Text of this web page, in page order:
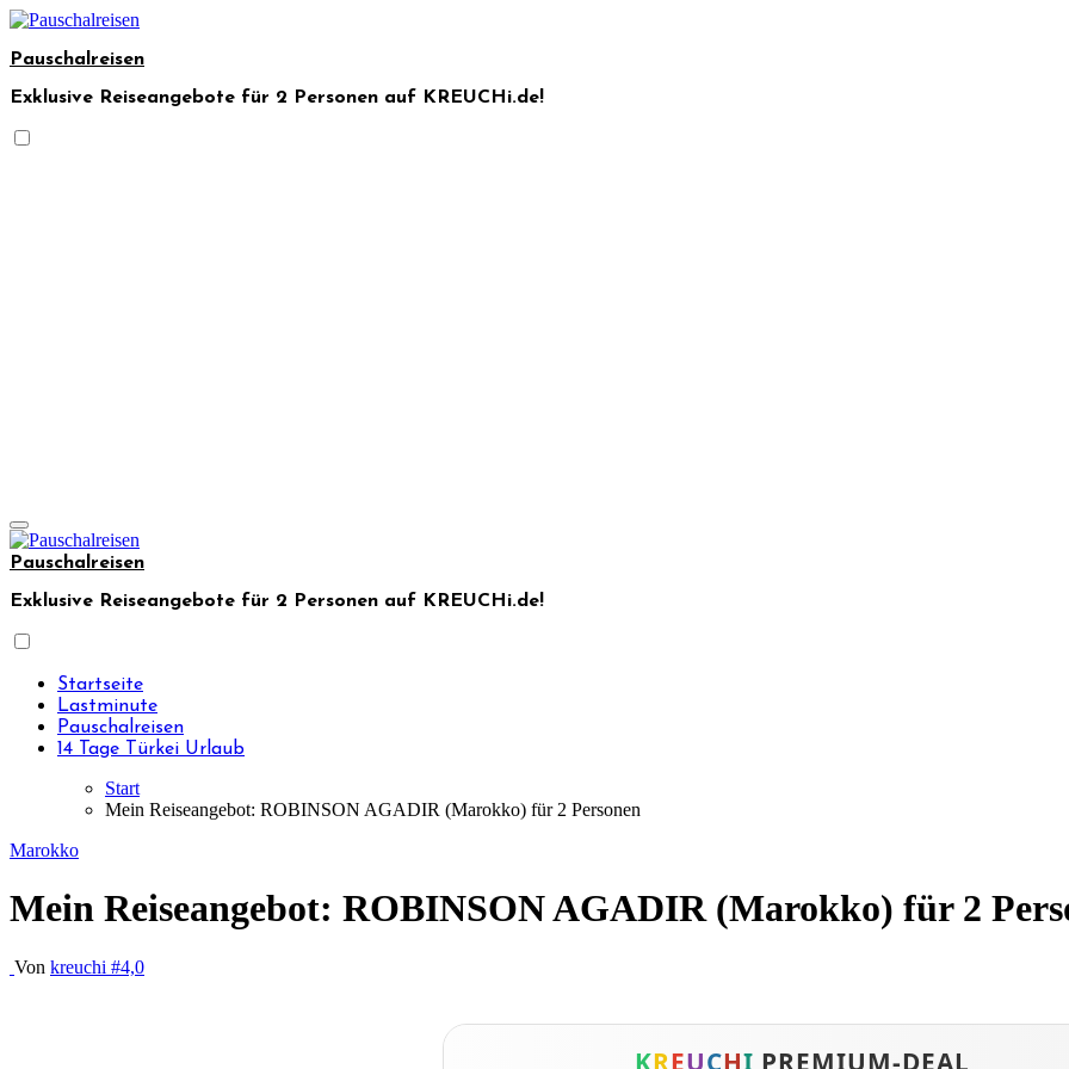
Skip
content
Pauschalreisen
Exklusive Reiseangebote für 2 Personen auf KREUCHi.de!
Pauschalreisen
Exklusive Reiseangebote für 2 Personen auf KREUCHi.de!
Startseite
Lastminute
Pauschalreisen
14 Tage Türkei Urlaub
Start
Mein Reiseangebot: ROBINSON AGADIR (Marokko) für 2 Personen
Marokko
Mein Reiseangebot: ROBINSON AGADIR (Marokko) für 2
Von kreuchi #4,0
KREUCHI PREMIUM-DEAL